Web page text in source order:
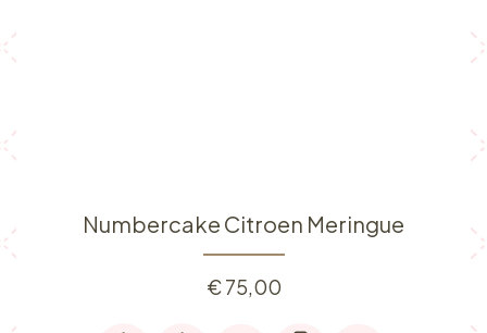
Numbercake Citroen Meringue
€75,00